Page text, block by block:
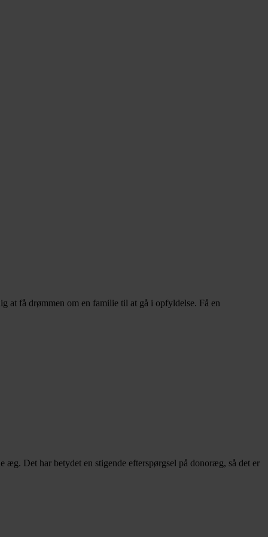
at få drømmen om en familie til at gå i opfyldelse. Få en
Det har betydet en stigende efterspørgsel på donoræg, så det er